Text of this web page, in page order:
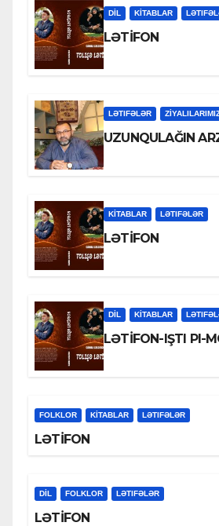
DİL KİTABLAR
LƏTİFON
LƏTIFƏLƏR
UZUNQULAĞIN
KİTABLAR LƏTIFƏLƏR
LƏTİFON
DİL KİTABLAR
LƏTİFON-IŞTI PI-
FOLKLOR KİTABLAR LƏTIFƏLƏR
LƏTİFON
DİL FOLKLOR LƏTIFƏLƏR
LƏTİFON